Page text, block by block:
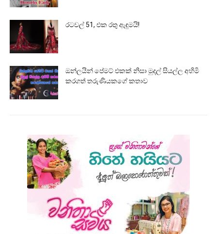
රටවල් 51, එක රතු ඇඳුමයි!
ඔන්ලයින් පේමට් එකක් නිසා මුදල් සියල්ල අහිමි
කරගත් තරුණියකගේ කතාව